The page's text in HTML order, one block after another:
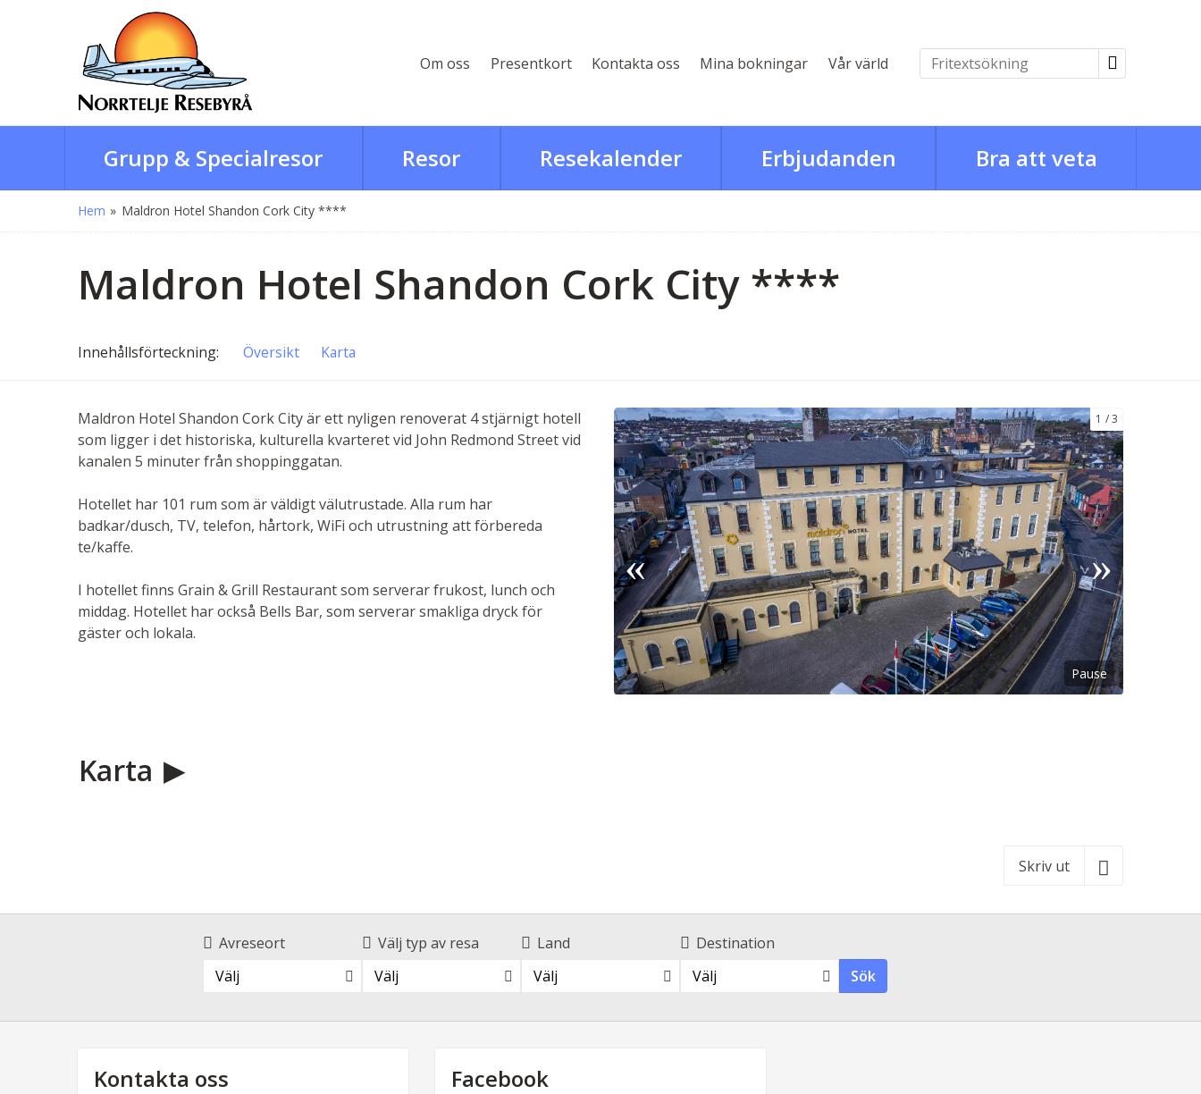
Om oss Presentkort Kontakta oss Mina bokningar Vår värld
Grupp & Specialresor Resor Resekalender Erbjudanden Bra att veta
Hem » Maldron Hotel Shandon Cork City ****
Maldron Hotel Shandon Cork City ****
Innehållsförteckning Översikt Karta
Pause
1 3
Maldron Hotel Shandon Cork City är ett nyligen renoverat 4 stjärnigt hotell
som ligger i det historiska, kulturella kvarteret vid John Redmond Street vid
kanalen 5 minuter från shoppinggatan.
Hotellet har 101 rum som är väldigt välutrustade. Alla rum har
badkar/dusch, TV, telefon, hårtork, WiFi och utrustning att förbereda
te/kaffe.
I hotellet finns Grain & Grill Restaurant som serverar frukost, lunch och
middag. Hotellet har också Bells Bar, som serverar smakliga dryck för
gäster och lokala.
Karta
Skriv ut
Avreseort
Välj
Välj typ av resa
Välj
Land
Välj
Destination
Välj
Sök
Kontakta oss Facebook